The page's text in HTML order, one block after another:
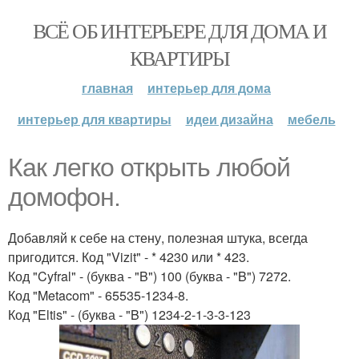
ВСЁ ОБ ИНТЕРЬЕРЕ ДЛЯ ДОМА И
КВАРТИРЫ
главная
интерьер для дома
интерьер для квартиры
идеи дизайна мебель
Как легко открыть любой
домофон.
Добавляй к себе на стену, полезная штука, всегда
пригодится. Код "Vizit" - * 4230 или * 423.
Код "Cyfral" - (буква - "B") 100 (буква - "B") 7272.
Код "Metacom" - 65535-1234-8.
Код "Eltis" - (буква - "B") 1234-2-1-3-3-123